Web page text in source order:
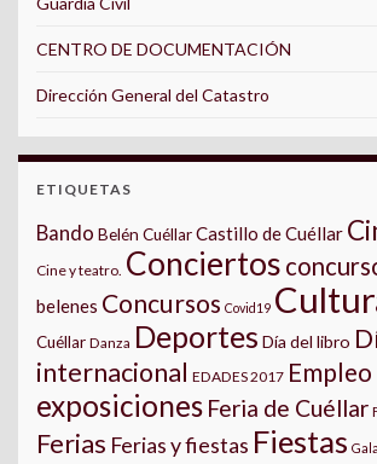
CENTRO DE DOCUMENTACIÓN
Dirección General del Catastro
ETIQUETAS
Bando Belén CuéllarCastillo de Cuéllar
Cine y teatro. Conciertos
belenes Concursos Covid19
Cuéllar Danza Deportes Día del libro
internacional EDADES 2017 Empleo
exposiciones Feria de Cuéllar
Ferias Ferias y fiestas Fiestas